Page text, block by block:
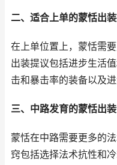
二、适合上单的蒙恬出
在上单位置上，蒙恬需
出装提议包括进步生活
击和暴击率的装备以及
三、中路发育的蒙恬出
蒙恬在中路需要更多的
窍包括选择法术抗性和